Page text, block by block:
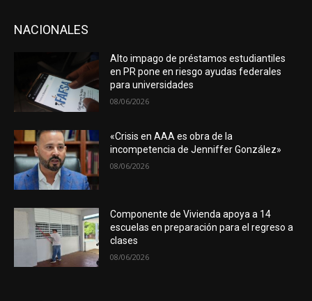
NACIONALES
Alto impago de préstamos estudiantiles
en PR pone en riesgo ayudas federales
para universidades
08/06/2026
«Crisis en AAA es obra de la
incompetencia de Jenniffer González»
08/06/2026
Componente de Vivienda apoya a 14
escuelas en preparación para el regreso a
clases
08/06/2026